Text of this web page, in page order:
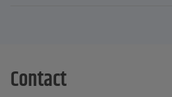
Contact